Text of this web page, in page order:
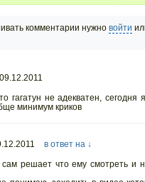
комментарии нужно войти
гагатун не адекватен,
минимум криков
в ответ на ↓
сам решает что ему смотреть и